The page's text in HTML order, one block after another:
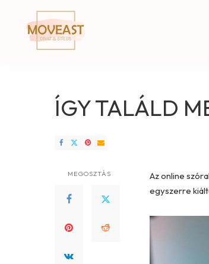
ÍGY TALÁLD
MEGOSZTÁS
Az online
egyszerre